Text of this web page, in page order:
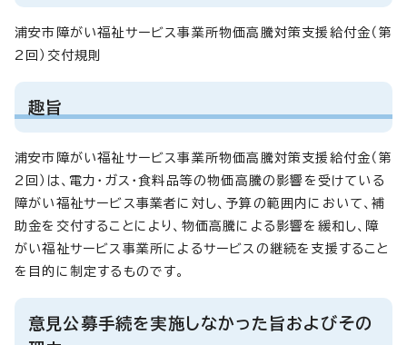
浦安市障がい福祉サービス事業所物価高騰対策支援給付金（第
2回）交付規則
趣旨
浦安市障がい福祉サービス事業所物価高騰対策支援給付金（第
2回）は、電力・ガス・食料品等の物価高騰の影響を受けている
障がい福祉サービス事業者に対し、予算の範囲内において、補
助金を交付することにより、物価高騰による影響を緩和し、障
がい福祉サービス事業所によるサービスの継続を支援すること
を目的に制定するものです。
意見公募手続を実施しなかった旨およびその